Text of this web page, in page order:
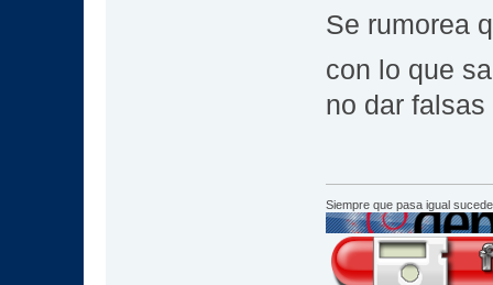
Se rumorea
con lo que
no dar
Siempre que pasa igual